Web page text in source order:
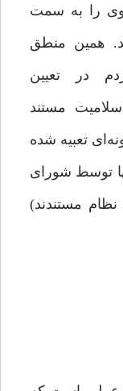
وی را به سمت
همین منطق
در تعیین
مستند
تعبیه شده
توسط شورای
مستندند)